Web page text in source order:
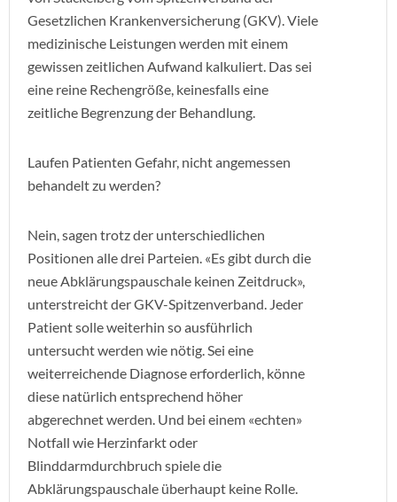
Gesetzlichen Krankenversicherung (GKV). Viele
medizinische Leistungen werden mit einem
gewissen zeitlichen Aufwand kalkuliert. Das sei
eine reine Rechengröße, keinesfalls eine
zeitliche Begrenzung der Behandlung.
Laufen Patienten Gefahr, nicht angemessen
behandelt zu werden?
Nein, sagen trotz der unterschiedlichen
Positionen alle drei Parteien. «Es gibt durch die
neue Abklärungspauschale keinen Zeitdruck»,
unterstreicht der GKV-Spitzenverband. Jeder
Patient solle weiterhin so ausführlich
untersucht werden wie nötig. Sei eine
weiterreichende Diagnose erforderlich, könne
diese natürlich entsprechend höher
abgerechnet werden. Und bei einem «echten»
Notfall wie Herzinfarkt oder
Blinddarmdurchbruch spiele die
Abklärungspauschale überhaupt keine Rolle.